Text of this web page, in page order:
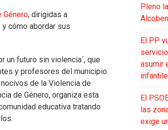
Género, dirigidas a
cómo abordar sus
un futuro sin violencia´, que
y profesores del municipio.
de la Violencia de
de Género, organiza esta
educativa tratando
Pleno
El PP
asumir
El
las
exige